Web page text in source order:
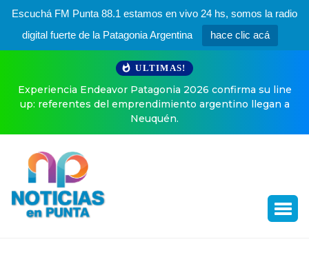
Escuchá FM Punta 88.1 estamos en vivo 24 hs, somos la radio
digital fuerte de la Patagonia Argentina
hace clic acá
ULTIMAS!
Patagonia 2026 confirma su line
del emprendimiento argentino llegan a
El especial